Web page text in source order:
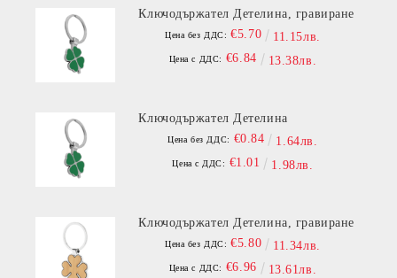
Ключодържател Детелина, гравиране
Цена без ДДС: €5.70 11.15лв.
Цена с ДДС: €6.84 13.38лв.
Ключодържател Детелина
Цена без ДДС: €0.84 1.64лв.
Цена с ДДС: €1.01 1.98лв.
Ключодържател Детелина, гравиране
Цена без ДДС: €5.80 11.34лв.
Цена с ДДС: €6.96 13.61лв.